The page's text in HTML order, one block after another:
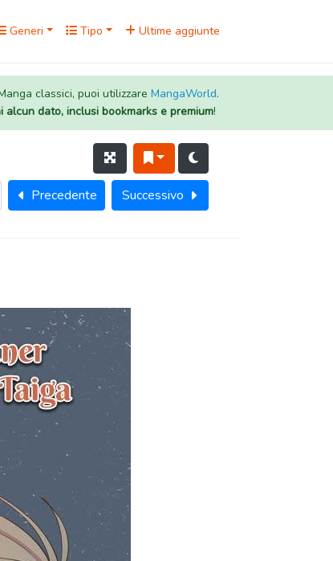
Generi Tipo Ultime aggiunte
classici, puoi utilizzare MangaWorld.
alcun dato, inclusi bookmarks e premium!
Precedente Successivo